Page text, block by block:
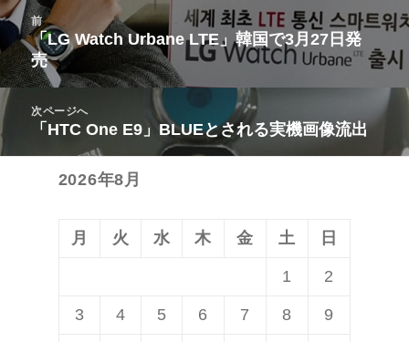
投
ナ
ビ
ゲ
ー
前
前
の
投
稿:
「LG Watch Urbane LTE」韓国で3月27日発
売
次ページへ
次
の
「HTC One E9」BLUEとされる実機画像流出
2026年8月
月 火 水 木 金 土 日
1 2
3 4 5 6 7 8 9